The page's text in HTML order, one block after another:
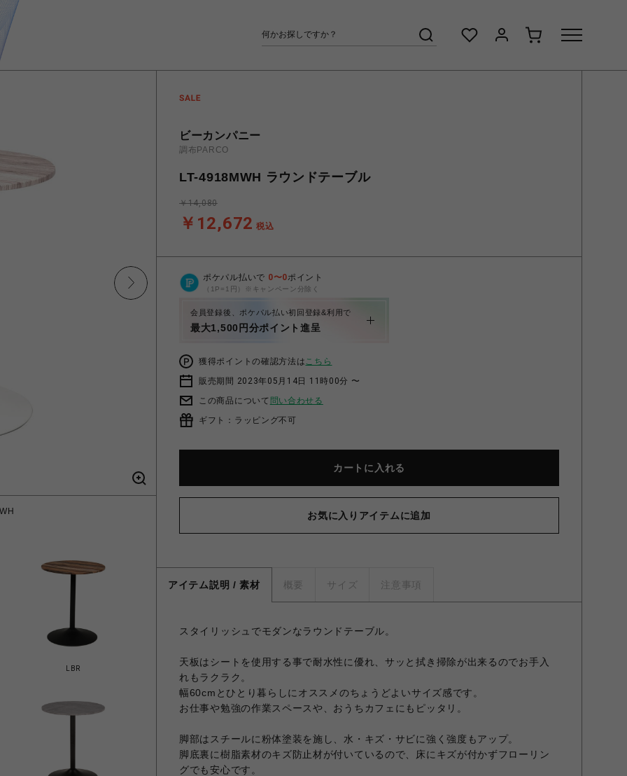
LT-4918NA ラウンドテーブル NA
LBR
ビーカンパニー
調布PARCO
LT-4918MWH ラウンドテーブル
￥12,672 税込
￥14,080
ポケパル払いで 0〜0ポイント
（1P=1円）※キャンペーン分除く
会員登録後、ポケパル払い初回登録&利用で
最大1,500円分ポイント進呈
獲得ポイントの確認方法はこちら
販売期間 2023年05月14日 11時00分 〜
この商品について 問い合わせる
ギフト：ラッピング不可
カートに入れる
お気に入りアイテムに追加
アイテム説明 / 素材 概要 サイズ 注意事項
スタイリッシュでモダンなラウンドテーブル。
天板はシートを使用する事で耐水性に優れ、サッと拭き掃除が出来るのでお手入
れもラクラク。
幅60cmとひとり暮らしにオススメのちょうどよいサイズ感です。
お仕事や勉強の作業スペースや、おうちカフェにもピッタリ。
脚部はスチールに粉体塗装を施し、水・キズ・サビに強く強度もアップ。
脚底裏に樹脂素材のキズ防止材が付いているので、床にキズが付かずフローリン
グでも安心です。